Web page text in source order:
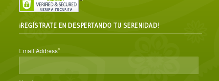
¡REGÍSTRATE EN DESPERTANDO TU SERENIDAD!
Email Address*